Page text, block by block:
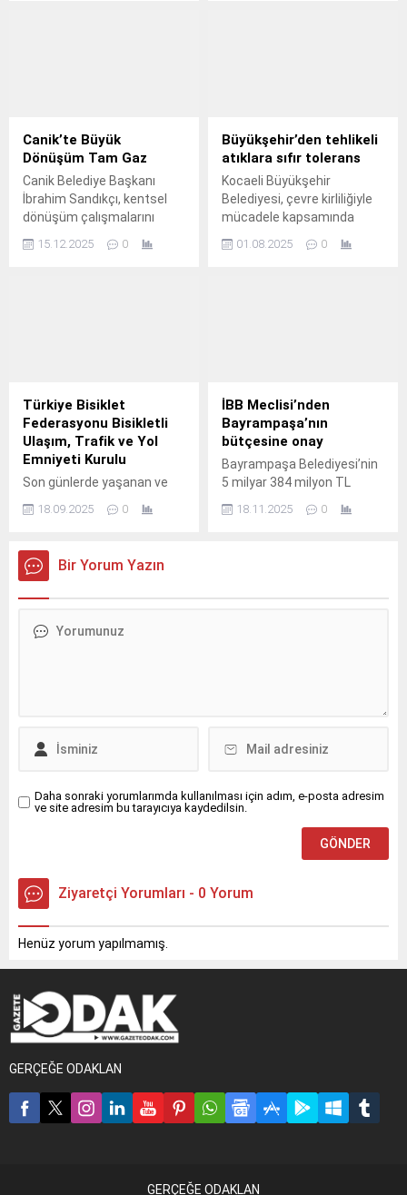
Canik’te Büyük
Dönüşüm Tam Gaz
Canik Belediye Başkanı
İbrahim Sandıkçı, kentsel
dönüşüm çalışmalarını
sürdürerek can güvenliği
15.12.2025 0
Büyükşehir’den tehlikeli
atıklara sıfır tolerans
Kocaeli Büyükşehir
Belediyesi, çevre kirliliğiyle
mücadele kapsamında
atıkları tespit ederek
01.08.2025 0
Türkiye Bisiklet
Federasyonu Bisikletli
Ulaşım, Trafik ve Yol
Emniyeti Kurulu
Son günlerde yaşanan ve
yaralayan bisikletli ölümleri
güvenliğinin güvence altına
alınması gerektiğini bir kez
18.09.2025 0
İBB Meclisi’nden
Bayrampaşa’nın
bütçesine onay
Bayrampaşa Belediyesi’nin
5 milyar 384 milyon TL
mali bütçesi İBB Meclisi’nde
18.11.2025 0
Bir Yorum Yazın
Daha sonraki yorumlarımda kullanılması için adım, e-posta adresim
ve site adresim bu tarayıcıya kaydedilsin.
Ziyaretçi Yorumları - 0 Yorum
Henüz yorum yapılmamış.
GERÇEĞE ODAKLAN
GERÇEĞE ODAKLAN